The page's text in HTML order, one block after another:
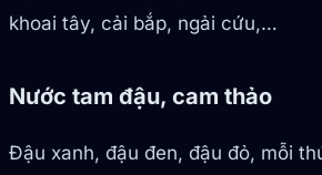
khoai tây, cải bắp, ngải cứu,…
Nước tam đậu, cam thảo
Đậu xanh, đậu đen, đậu đỏ, mỗi